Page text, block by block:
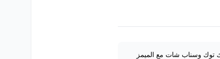
توك وسناب شات مع الميمز